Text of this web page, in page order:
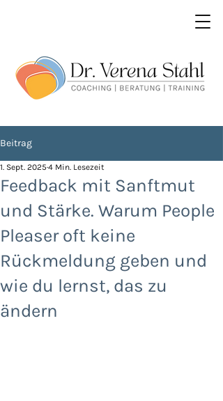
Beitrag
Feedback mit Sanftmut
und Stärke. Warum People
Pleaser oft keine
Rückmeldung geben und
wie du lernst, das zu
ändern
1. Sept. 2025 4 Min. Lesezeit